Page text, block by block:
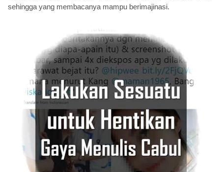
sehingga yang membacanya mampu berimajinasi.